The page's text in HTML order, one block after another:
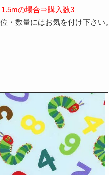
の場合⇒購入数3
・数量にはお気を付け下さい。